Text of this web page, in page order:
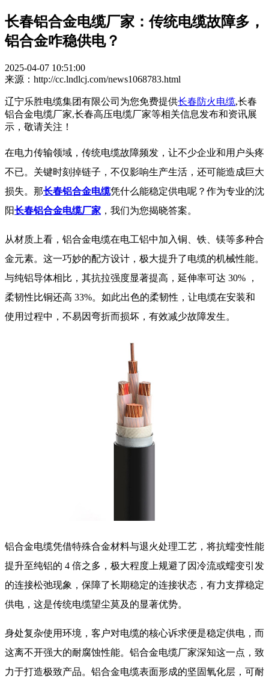
长春铝合金电缆厂家：传统电缆故障多，
铝合金咋稳供电？
2025-04-07 10:51:00
来源：http://cc.lndlcj.com/news1068783.html
辽宁乐胜电缆集团有限公司为您免费提供长春防火电缆,长春
铝合金电缆厂家,长春高压电缆厂家等相关信息发布和资讯展
示，敬请关注！
在电力传输领域，传统电缆故障频发，让不少企业和用户头疼
不已。关键时刻掉链子，不仅影响生产生活，还可能造成巨大
损失。那长春铝合金电缆凭什么能稳定供电呢？作为专业的沈
阳长春铝合金电缆厂家 ，我们为您揭晓答案。​
从材质上看， 铝合金电缆在电工铝中加入铜、铁、镁等多种合
金元素。这一巧妙的配方设计，极大提升了电缆的机械性能。
与纯铝导体相比，其抗拉强度显著提高，延伸率可达 30% ，
柔韧性比铜还高 33%。如此出色的柔韧性，让电缆在安装和
使用过程中，不易因弯折而损坏，有效减少故障发生。
铝合金电缆凭借特殊合金材料与退火处理工艺，将抗蠕变性能
提升至纯铝的 4 倍之多，极大程度上规避了因冷流或蠕变引发
的连接松弛现象，保障了长期稳定的连接状态，有力支撑稳定
供电，这是传统电缆望尘莫及的显著优势。
身处复杂使用环境，客户对电缆的核心诉求便是稳定供电，而
这离不开强大的耐腐蚀性能。 铝合金电缆厂家深知这一点，致
力于打造极致产品。铝合金电缆表面形成的坚固氧化层，可耐